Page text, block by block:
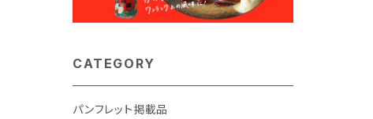
CATEGORY
パンフレット掲載品